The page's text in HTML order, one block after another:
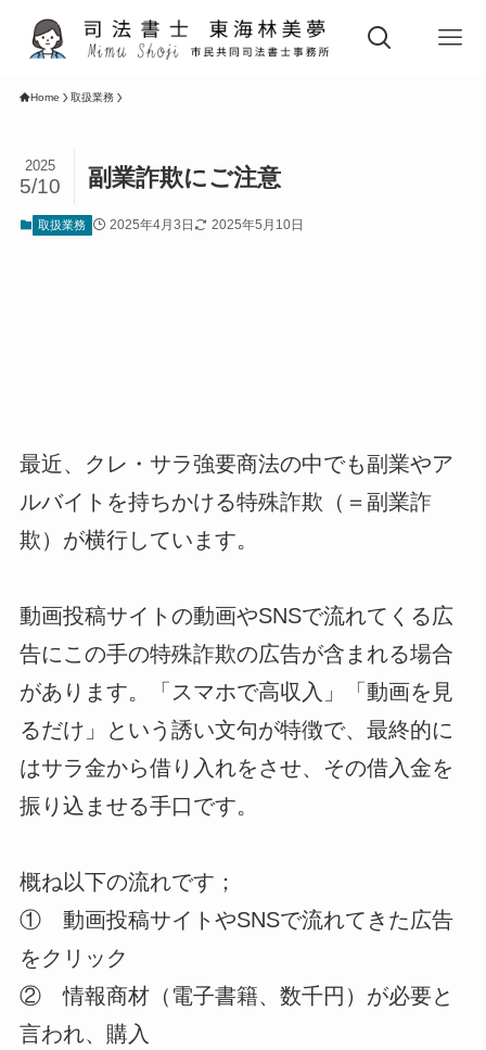
Home 取扱業務
副業詐欺にご注意
2025
5/10
取扱業務 2025年4月3日 2025年5月10日
最近、クレ・サラ強要商法の中でも副業やア
ルバイトを持ちかける特殊詐欺（＝副業詐
欺）が横行しています。
動画投稿サイトの動画やSNSで流れてくる広
告にこの手の特殊詐欺の広告が含まれる場合
があります。「スマホで高収入」「動画を見
るだけ」という誘い文句が特徴で、最終的に
はサラ金から借り入れをさせ、その借入金を
振り込ませる手口です。
概ね以下の流れです；
① 動画投稿サイトやSNSで流れてきた広告
をクリック
② 情報商材（電子書籍、数千円）が必要と
言われ、購入